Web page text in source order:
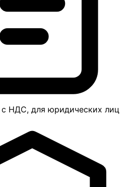
с НДС, для юридических лиц